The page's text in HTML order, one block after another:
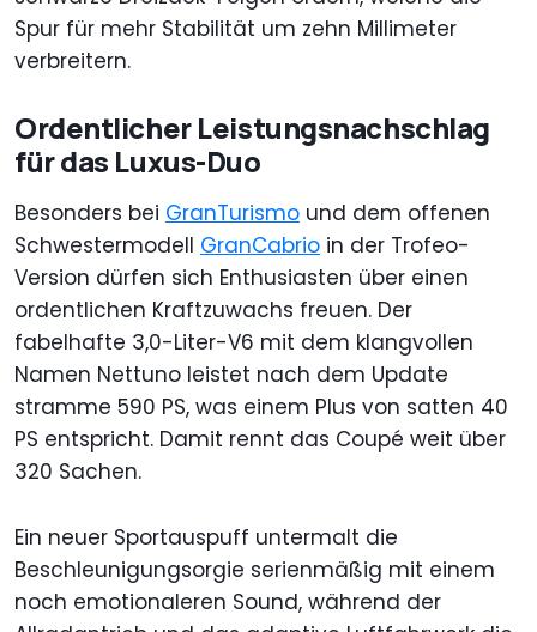
Spur für mehr Stabilität um zehn Millimeter
verbreitern.
Ordentlicher Leistungsnachschlag
für das Luxus-Duo
Besonders bei GranTurismo und dem offenen
Schwestermodell GranCabrio in der Trofeo-
Version dürfen sich Enthusiasten über einen
ordentlichen Kraftzuwachs freuen. Der
fabelhafte 3,0-Liter-V6 mit dem klangvollen
Namen Nettuno leistet nach dem Update
stramme 590 PS, was einem Plus von satten 40
PS entspricht. Damit rennt das Coupé weit über
320 Sachen.
Ein neuer Sportauspuff untermalt die
Beschleunigungsorgie serienmäßig mit einem
noch emotionaleren Sound, während der